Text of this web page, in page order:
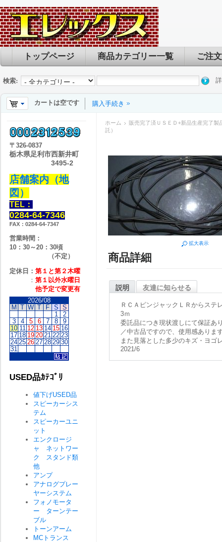
トップページ 商品カテゴリー一覧 ご注
検索:
カートは空です 購入手続き
ホーム
販売完了済ＵＳＥＤ+新品生産完了製
託）
拡大表示
商品詳細
説明 友達に知らせる
ＲＣＡピンジャックＬＲからステ
3ｍ
委託品につき現状渡しにて保証あ
／中古品ですので、使用感ありま
また見落とした多少のキズ・ヨゴ
2021/6
〒 326-0837
栃木県足利市西新井町
3495-2
店舗案内（地
図）
TEL：
0284-64-7346
FAX：0284-64-7347
営業時間：
10：30～20：30頃
（不定）
定休日： 第１と第２木曜
： 第１以外水曜日
他予定で変更有
2026/08
M T W T F S S
1
2
3
4 5 6 7 8
9
10 11 12 13 14 15 16
17 18 19 20 21 22 23
24 25 26 27 28 29 30
31
USED品ｶﾃｺﾞﾘ
値下げUSED品
スピーカーシス
テム
スピーカーユニ
ット
エンクロージ
ャ ネットワー
ク スタンド類
他
アンプ
アナログプレー
ヤーシステム
フォノモータ
ー ターンテー
ブル
トーンアーム
MCトランス